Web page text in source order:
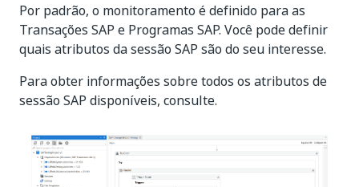
Por padrão, o monitoramento é definido para as
Transações SAP e Programas SAP. Você pode definir
quais atributos da sessão SAP são do seu interesse.
Para obter informações sobre todos os atributos de
sessão SAP disponíveis, consulte.